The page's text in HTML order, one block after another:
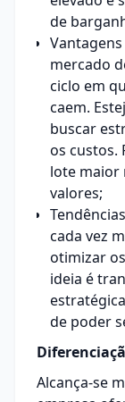
de
mercado
ciclo em
caem.
buscar
os custos.
lote maior
valores;
cada vez
otimizar
ideia é
de poder
Alcança-se